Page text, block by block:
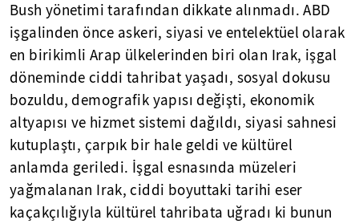
Bush yönetimi tarafından dikkate alınmadı. ABD
işgalinden önce askeri, siyasi ve entelektüel olarak
en birikimli Arap ülkelerinden biri olan Irak, işgal
döneminde ciddi tahribat yaşadı, sosyal dokusu
bozuldu, demografik yapısı değişti, ekonomik
altyapısı ve hizmet sistemi dağıldı, siyasi sahnesi
kutuplaştı, çarpık bir hale geldi ve kültürel
anlamda geriledi. İşgal esnasında müzeleri
yağmalanan Irak, ciddi boyuttaki tarihi eser
kaçakçılığıyla kültürel tahribata uğradı ki bunun